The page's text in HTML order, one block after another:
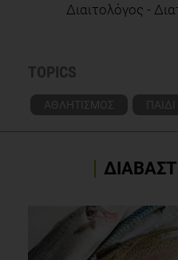
Διαιτολόγος -
TOPICS
ΑΘΛΗΤΙΣΜΟΣ ΠΑΙΔΙ